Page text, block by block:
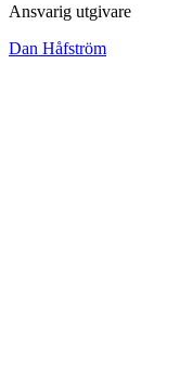
Ansvarig utgivare
Dan Håfström